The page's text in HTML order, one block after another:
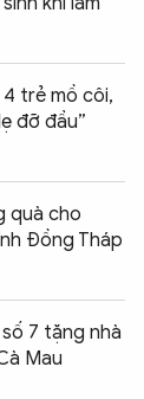
trẻ mồ côi,
đỡ đầu”
quà cho
Đồng Tháp
7 tặng nhà
Mau